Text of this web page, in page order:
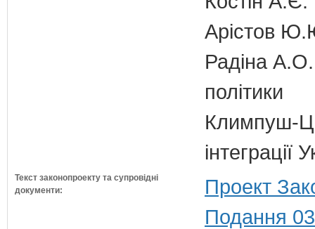
Арістов
Радіна А.О.
політики
Климпуш-
Текст законопроекту та супровідні
документи:
Проект
Подання